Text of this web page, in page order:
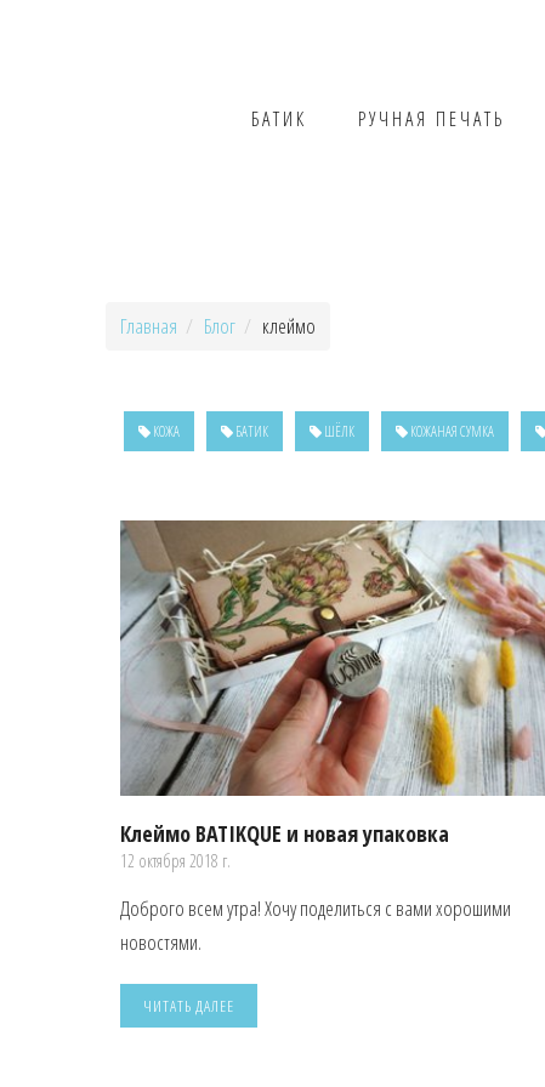
БАТИК РУЧНАЯ ПЕЧАТЬ
Главная Блог клеймо
КОЖА БАТИК ШЁЛК КОЖАНАЯ СУМКА
Клеймо BATIKQUE и новая упаковка
12 октября 2018 г.
Доброго всем утра! Хочу поделиться с вами хорошими
новостями.
ЧИТАТЬ ДАЛЕЕ